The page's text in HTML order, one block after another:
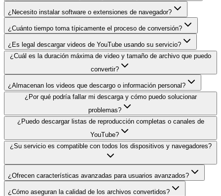
¿Necesito instalar software o extensiones de navegador?
¿Cuánto tiempo toma típicamente el proceso de conversión?
¿Es legal descargar videos de YouTube usando su servicio?
¿Cuál es la duración máxima de video y tamaño de archivo que puedo
convertir?
¿Almacenan los videos que descargo o información personal?
¿Por qué podría fallar mi descarga y cómo puedo solucionar
problemas?
¿Puedo descargar listas de reproducción completas o canales de
YouTube?
¿Su servicio es compatible con todos los dispositivos y navegadores?
¿Ofrecen características avanzadas para usuarios avanzados?
¿Cómo aseguran la calidad de los archivos convertidos?